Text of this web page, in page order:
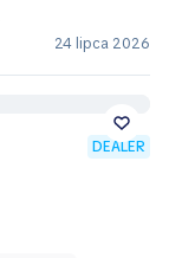
24 lipca 2026
DEALER